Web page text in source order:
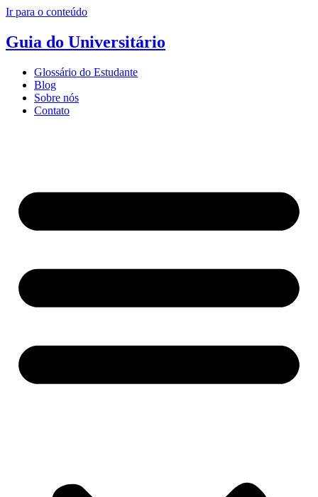
Ir para o conteúdo
Guia do Universitário
Glossário do Estudante
Blog
Sobre nós
Contato